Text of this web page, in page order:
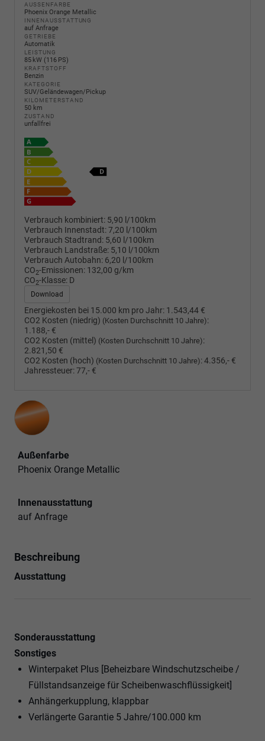
AUSSENFARBE
Phoenix Orange Metallic
INNENAUSSTATTUNG
auf Anfrage
GETRIEBE
Automatik
LEISTUNG
85 kW (116 PS)
KRAFTSTOFF
Benzin
KATEGORIE
SUV/Geländewagen/Pickup
KILOMETERSTAND
50 km
ZUSTAND
unfallfrei
Verbrauch kombiniert: 5,90 l/100km
Verbrauch Innenstadt:7,20 l/100km
Verbrauch Stadtrand: 5,60 l/100km
Verbrauch Landstraße: 5,10 l/100km
Verbrauch Autobahn: 6,20 l/100km
CO2-Emissionen: 132,00 g/km
CO2-Klasse: D
Download
Energiekosten bei 15.000 km pro Jahr: 1.543,44 €
CO2 Kosten (niedrig) (Kosten Durchschnitt 10 Jahre):
1.188,- €
CO2 Kosten (mittel) (Kosten Durchschnitt 10 Jahre):
2.821,50 €
CO2 Kosten (hoch) (Kosten Durchschnitt 10 Jahre):4.356,- €
Jahressteuer:77,- €
Außenfarbe
Phoenix Orange Metallic
Innenausstattung
auf Anfrage
Beschreibung
Ausstattung
Sonderausstattung
Sonstiges
Winterpaket Plus [Beheizbare Windschutzscheibe /
Füllstandsanzeige für Scheibenwaschflüssigkeit]
Anhängerkupplung, klappbar
Verlängerte Garantie 5 Jahre/100.000 km